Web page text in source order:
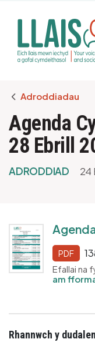
Breadcrumb
Adroddiadau
Agenda
28 Ebrill
ADRODDIAD 24
PDF
Efallai na
am
Rhannwch y